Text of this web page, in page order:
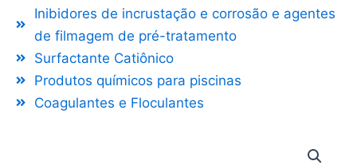
Inibidores de incrustação e corrosão e agentes
de filmagem de pré-tratamento
Surfactante Catiônico
Produtos químicos para piscinas
Coagulantes e Floculantes